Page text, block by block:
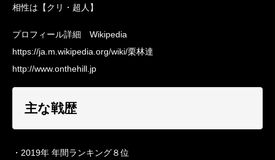
相性は【クリ・超人】
プロフィール詳細 Wikipedia
https://ja.m.wikipedia.org/wiki/栗林達
http://www.onthehill.jp
主な戦歴
・2019年 年間ランキング８位